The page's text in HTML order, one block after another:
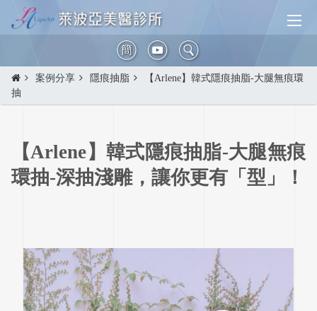
簡
案例分享 隱痕抽脂
【Arlene】韓式隱痕抽脂-大腿無痕環
抽
【Arlene】韓式隱痕抽脂-大腿無痕
環抽-深抽淺雕，讓你更有「型」！